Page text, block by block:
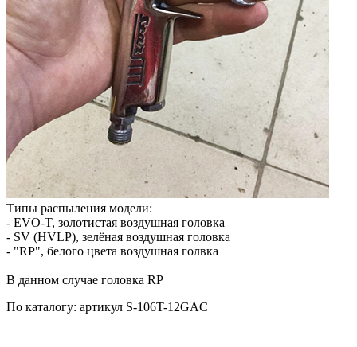
Типы распыления модели:
- EVO-T, золотистая воздушная головка
- SV (HVLP), зелёная воздушная головка
- "RP", белого цвета воздушная голвка
В данном случае головка RP
По каталогу: артикул S-106T-12GAC